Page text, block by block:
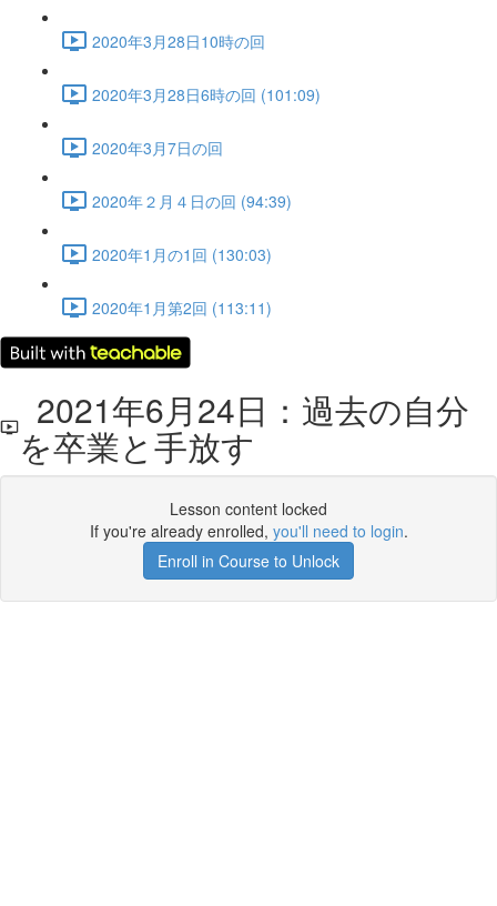
2020年3月28日10時の回
2020年3月28日6時の回 (101:09)
2020年3月7日の回
2020年２月４日の回 (94:39)
2020年1月の1回 (130:03)
2020年1月第2回 (113:11)
2021年6月24日：過去の自分
を卒業と手放す
Lesson content locked
If you're already enrolled, you'll need to login.
Enroll in Course to Unlock